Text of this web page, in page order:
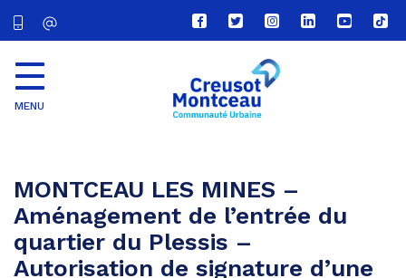
Lien
vers
compte
Facebook
Lien
vers
compte
Twitter
Lien
vers
le
compte
Lien
vers
Lien
vers
Lien
vers
MENU
MONTCEAU LES MINES –
Aménagement de l’entrée du
quartier du Plessis –
Autorisation de signature d’une